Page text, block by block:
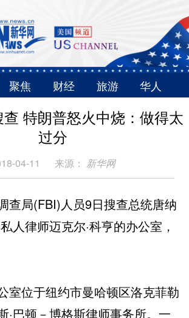
聚焦 财经 旅游 华人
特朗普怒火中烧：做得太
过分
04-11 来源： 新华网
局(FBI)人员9日搜查总统唐纳
人律师迈克尔·科亨的办公室，
位于纽约市曼哈顿区洛克菲勒
·巴顿－博格斯律师事务所。一